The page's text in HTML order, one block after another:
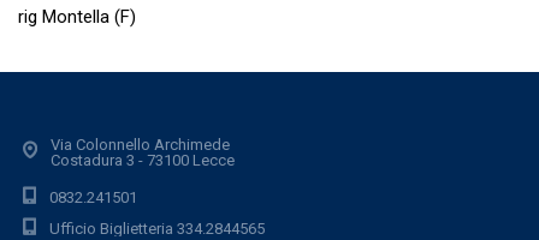
rig Montella (F)
Via Colonnello Archimede
Costadura 3 - 73100 Lecce
0832.241501
Ufficio Biglietteria 334.2844565